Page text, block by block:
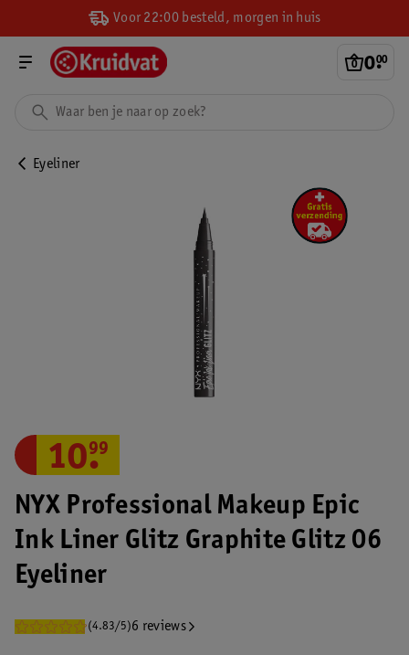
Voor 22:00 besteld, morgen in huis
0.
00
Eyeliner
NYX Professional Makeup Epic
Ink Liner Glitz Graphite Glitz 06
Eyeliner
(4.83/5)6 reviews
10.
99